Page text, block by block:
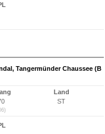
Tangermünder Chaussee (B
Land
ST